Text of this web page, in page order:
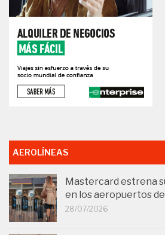
AEROLÍNEAS
Mastercard estrena
en los aeropuertos
28/07/2026